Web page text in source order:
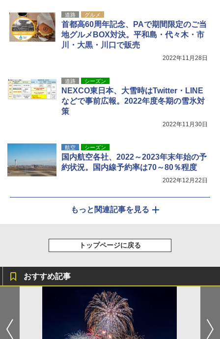
ッシュ 4人用 簡単設置 ポップアップテント P
ATCW-150B エクルベージュ
￥-
防災用品 長期保存可能 緊急時用 日本国内発
送
￥3,680
道路 グルメ
首都高60周年記念、PAで期間限定のご当
地グルメBOX対決。平和島・代々木・市
川・大黒・川口で販売
2022年11月28日
道路 シーズン
NEXCO東日本、大雪時はTwitter・LINE
などで事前広報。2022年度冬期の雪氷対
策
2022年11月30日
航空 シーズン
国内航空各社、2022～2023年末年始の予
約状況。国内線予約率は70～80％程度
2022年12月22日
もっと関連記事を見る
トップページに戻る
おすすめ記事